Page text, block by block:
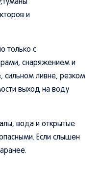
и
только с
снаряжением и
сильном ливне, резком
выход на воду
вода и открытые
Если слышен